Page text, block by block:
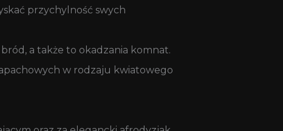
przychylność swych
a także to okadzania komnat.
w rodzaju kwiatowego